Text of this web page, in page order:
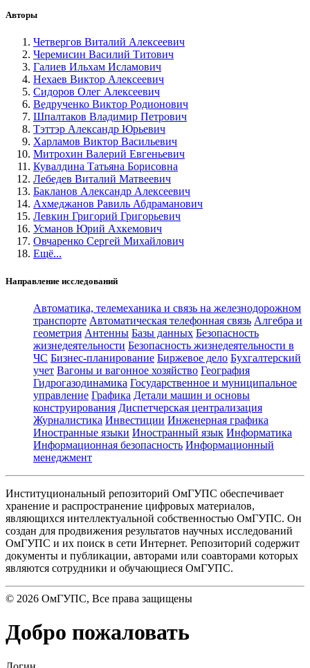
Авторы
Четвергов Виталий Алексеевич
Черемисин Василий Титович
Галиев Ильхам Исламович
Нехаев Виктор Алексеевич
Сидоров Олег Алексеевич
Ведрученко Виктор Родионович
Шпалтаков Владимир Петрович
Тэттэр Александр Юрьевич
Харламов Виктор Васильевич
Митрохин Валерий Евгеньевич
Кувалдина Татьяна Борисовна
Лебедев Виталий Матвеевич
Бакланов Александр Алексеевич
Ахмеджанов Равиль Абдраманович
Левкин Григорий Григорьевич
Усманов Юрий Ахкемович
Овчаренко Сергей Михайлович
Ещё...
Направление исследований
Автоматика, телемеханика и связь на железнодорожном
транспорте Автоматическая телефонная связь Алгебра и
геометрия Антенны Базы данных Безопасность
жизнедеятельности Безопасность жизнедеятельности в
ЧС Бизнес-планирование Биржевое дело Бухгалтерский
учет Вагоны и вагонное хозяйство География
Гидрогазодинамика Государственное и муниципальное
управление Графика Детали машин и основы
конструирования Диспетчерская централизация
Журналистика Инвестиции Инженерная графика
Иностранные языки Иностранный язык Информатика
Информационная безопасность Информационный
менеджмент
Институциональный репозиторий ОмГУПС обеспечивает
хранение и распространение цифровых материалов,
являющихся интеллектуальной собственностью ОмГУПС. Он
создан для продвижения результатов научных исследований
ОмГУПС и их поиск в сети Интернет. Репозиторий содержит
документы и публикации, авторами или соавторами которых
являются сотрудники и обучающиеся ОмГУПС.
© 2026 ОмГУПС, Все права защищены
Добро пожаловать